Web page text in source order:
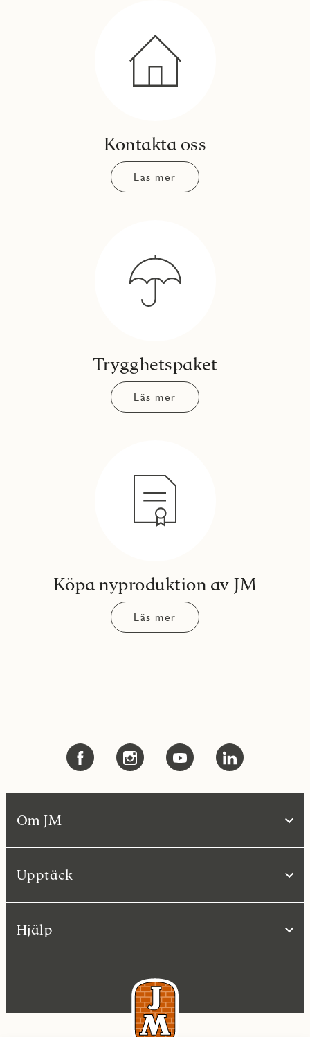
Kontakta oss
Läs mer
Trygghetspaket
Läs mer
Köpa nyproduktion av JM
Läs mer
Om JM
Upptäck
Hjälp